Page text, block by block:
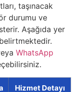
taşınacak
durumu ve
Aşağıda yer
WhatsApp
Hizmet Detayı